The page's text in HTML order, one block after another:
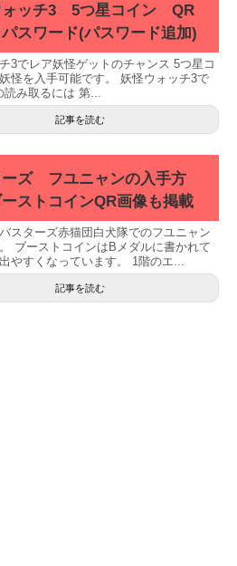
ォッチ3 5つ星コイン QR
スワード(パスワード追加)
3でレア妖怪ゲットのチャンス 5つ星コ
怪を入手可能です。 妖怪ウォッチ3で
読み取るには 第...
記事を読む
ーズ フユニャンの入手方
ストコインQR画像も掲載
スターズ赤猫団白犬隊でのフユニャン
ブーストコインはBメダルに書かれて
やすくなっています。 1階のエ...
記事を読む